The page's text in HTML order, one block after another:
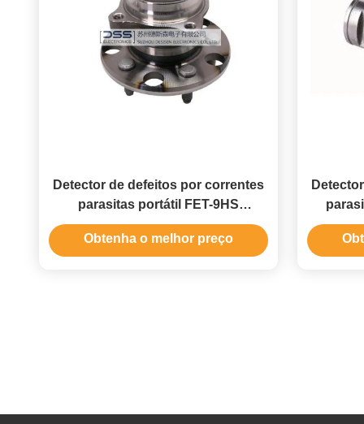
Detector de defeitos por correntes
parasitas portátil FET-9HS
Inspeção de fissuras em rodas e
ilhós
Obtenha o melhor preço